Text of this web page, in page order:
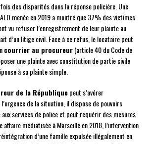
des disparités dans la réponse policière. Une
menée en 2019 a montré que 37% des victimes
vu refuser l’enregistrement de leur plainte au
d’un litige civil. Face à ce refus, le locataire peut
courrier au procureur(article 40 du Code de
une plainte avec constitution de partie civile
à sa plainte simple.
de la Républiquepeut s’avérer
de la situation, il dispose de pouvoirs
services de police et peut requérir des mesures
affaire médiatisée à Marseille en 2018, l’intervention
d’une famille expulsée illégalement en